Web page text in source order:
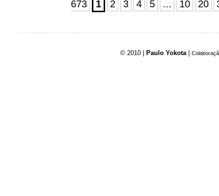
673
1 2 3 4 5 ... 10 20
© 2010 | Paulo Yokota|